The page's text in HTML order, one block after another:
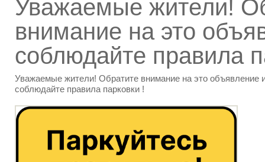
Уважаемые жители!
внимание на это
соблюдайте правила
Уважаемые жители! Обратите внимание на это объявление
соблюдайте правила парковки !